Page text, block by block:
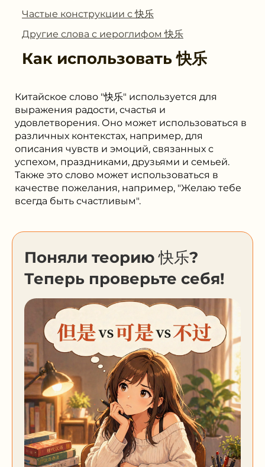
Частые конструкции с 快乐
Другие слова с иероглифом 快乐
Как использовать快乐
Китайское слово "快乐" используется для
выражения радости, счастья и
удовлетворения. Оно может использоваться в
различных контекстах, например, для
описания чувств и эмоций, связанных с
успехом, праздниками, друзьями и семьей.
Также это слово может использоваться в
качестве пожелания, например, "Желаю тебе
всегда быть счастливым".
Поняли теорию 快乐?
Теперь проверьте себя!